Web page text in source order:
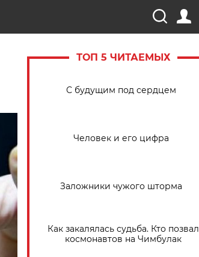
ТОП 5 ЧИТАЕМЫХ
С будущим под сердцем
Человек и его цифра
Заложники чужого шторма
Как закалялась судьба. Кто позвал
космонавтов на Чимбулак